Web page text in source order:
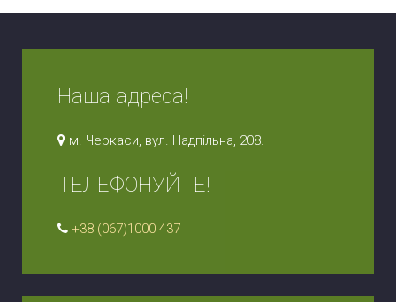
Наша адреса!
м. Черкаси, вул. Надпільна, 208.
ТЕЛЕФОНУЙТЕ!
+38 (067)1000 437